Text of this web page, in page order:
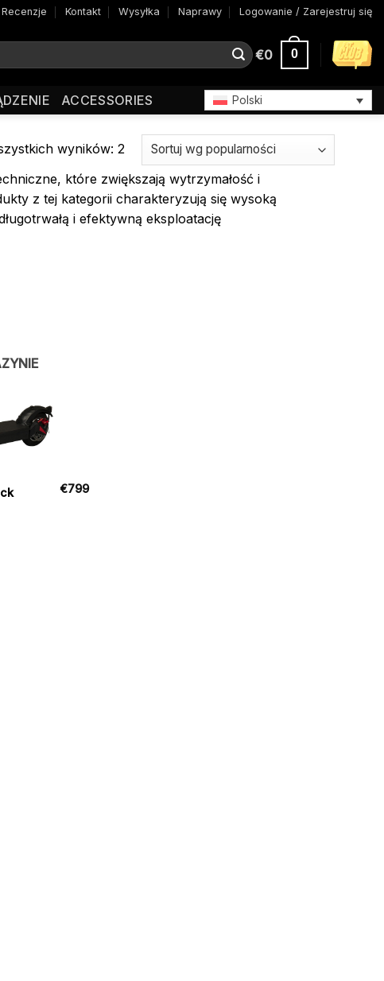
Recenzje Kontakt Wysyłka Naprawy Logowanie / Zarejestruj się
€0 0
ACCESSORIES Polski
wyników: 2Posortowane
według
popularności
które zwiększają wytrzymałość i
z tej kategorii charakteryzują się wysoką
i efektywną eksploatację
€799